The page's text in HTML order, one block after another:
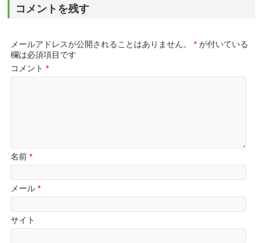
コメントを残す
メールアドレスが公開されることはありません。 * が付いている
欄は必須項目です
コメント*
名前*
メール*
サイト